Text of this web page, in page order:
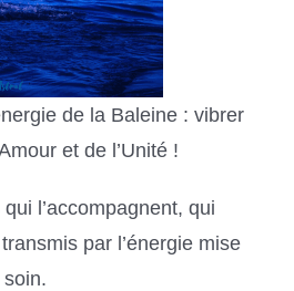
de la Baleine : vibrer
et de l’Unité !
l’accompagnent, qui
par l’énergie mise